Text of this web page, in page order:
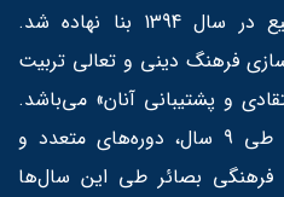
و بر پایه اصول بنیادین تشیع در سال 1394 بنا نهاده شد.
فرهنگ دینی و تعالی تربیت
و پشتیبانی آنان» می‌باشد.
این کانون توفیق داشته است طی 9 سال، دوره‌های متعدد و
فرهنگی بصائر طی این سال‌ها